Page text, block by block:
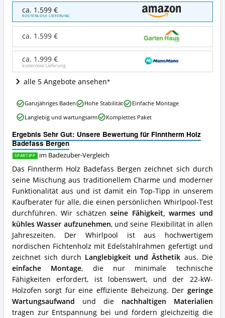
Finntherm
Holz
Badefass
Bergen
Angebote:
Wo
dieser
Badezuber
erhältlich?
ca. 1.599 €
KOSTENLOSE LIEFERUNG
ca. 1.599 €
ca. 1.999 €
kostenlose Lieferung
alle 5 Angebote ansehen
Ergebnis Sehr Gut: Unsere Bewertung für Finntherm Holz
Badefass Bergen
SPARTIPP im Badezuber-Vergleich
Das Finntherm Holz Badefass Bergen zeichnet sich durch
seine Mischung aus traditionellem Charme und moderner
Funktionalität aus und ist damit ein Top-Tipp in unserem
Kaufberater für alle, die einen persönlichen Whirlpool-Test
durchführen. Wir schätzenseine Fähigkeit, warmes und
kühles Wasser aufzunehmen, und seine Flexibilität in allen
Jahreszeiten. Der Whirlpool ist aus hochwertigem
nordischen Fichtenholz mit Edelstahlrahmen gefertigt und
zeichnet sich durch Langlebigkeit und Ästhetik aus. Die
einfache Montage, die nur minimale technische
Fähigkeiten erfordert, ist lobenswert, und der 22-kW-
Holzofen sorgt für eine effiziente Beheizung. Der geringe
Wartungsaufwand und die nachhaltigen Materialien
tragen zur Entspannung bei und fördern gleichzeitig die
Finntherm
Holz
Badefass
Vorteile:
Was
spricht
für
diesen
Badezuber?
Ganzjähriges Baden Hohe Stabilität
Einfache Montage
Langlebig und wartungsarm
Komplettes Paket